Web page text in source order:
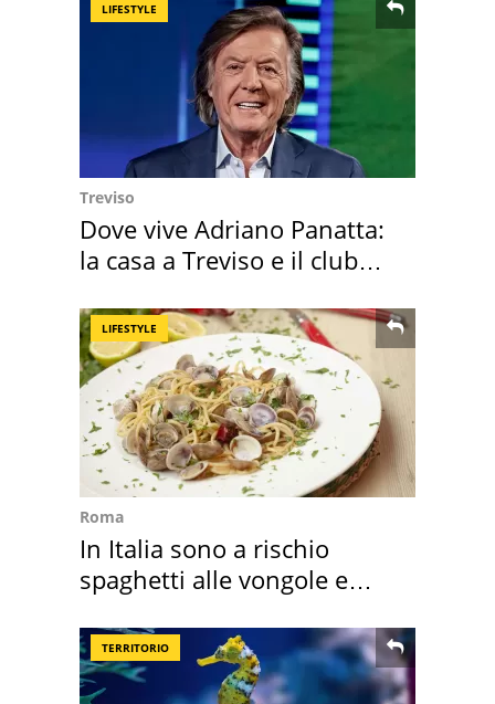
LIFESTYLE
Treviso
Dove vive Adriano Panatta:
la casa a Treviso e il club
LIFESTYLE
Roma
In Italia sono a rischio
spaghetti alle vongole e
TERRITORIO